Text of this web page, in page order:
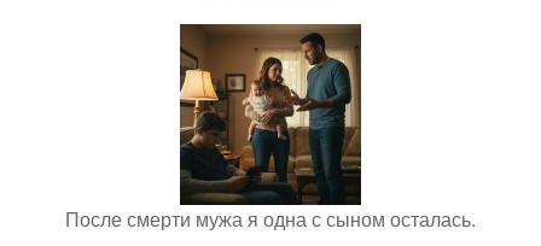
После смерти мужа я одна с сыном осталась.